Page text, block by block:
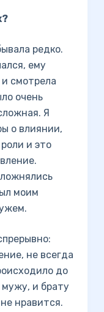
редко.
ему
смотрела
очень
Я
о влиянии,
и это
моим
не всегда
до
и брату
нравится.